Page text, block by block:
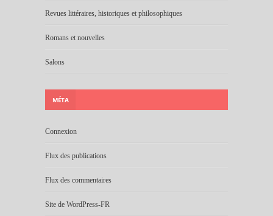
Revues littéraires, historiques et philosophiques
Romans et nouvelles
Salons
MÉTA
Connexion
Flux des publications
Flux des commentaires
Site de WordPress-FR